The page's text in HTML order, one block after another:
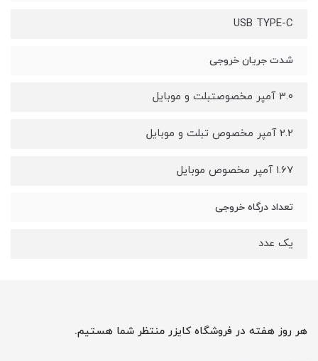
USB TYPE-C
شدت جریان خروجی
3.0 آمپر مخصوصتبلت و موبایل
2.2 آمپر مخصوص تبلت و موبایل
1.67 آمپر مخصوص موبایل
تعداد درگاه خروجی
یک عدد
هر روز هفته در فروشگاه کایزر منتظر شما هستیم.